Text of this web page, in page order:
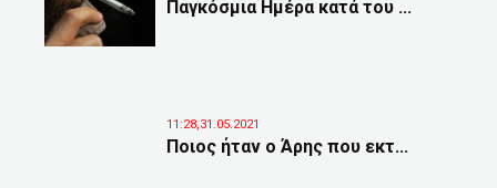
Παγκόσμια Ημέρα κατά του ...
11:28,31.05.2021
Ποιος ήταν ο Άρης που εκτ...